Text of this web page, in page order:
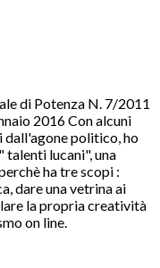
di Potenza N. 7/2011
2016 Con alcuni
politico, ho
talenti lucani", una
ha tre scopi :
dare una vetrina ai
la propria creatività
on line.